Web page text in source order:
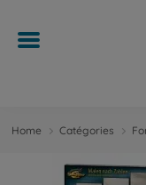
Home Catégories